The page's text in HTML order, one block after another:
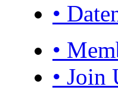
•
•
• Join